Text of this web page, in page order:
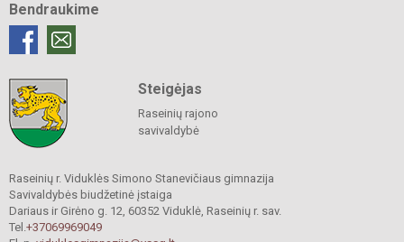
Bendraukime
Steigėjas
Raseinių rajono
savivaldybė
Raseinių r. Viduklės Simono Stanevičiaus gimnazija
Savivaldybės biudžetinė įstaiga
Dariaus ir Girėno g. 12, 60352 Viduklė, Raseinių r. sav.
Tel.+37069969049